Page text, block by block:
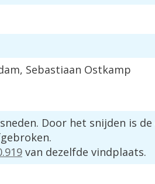
, Sebastiaan Ostkamp
. Door het snijden is de
.
.919 van dezelfde vindplaats.